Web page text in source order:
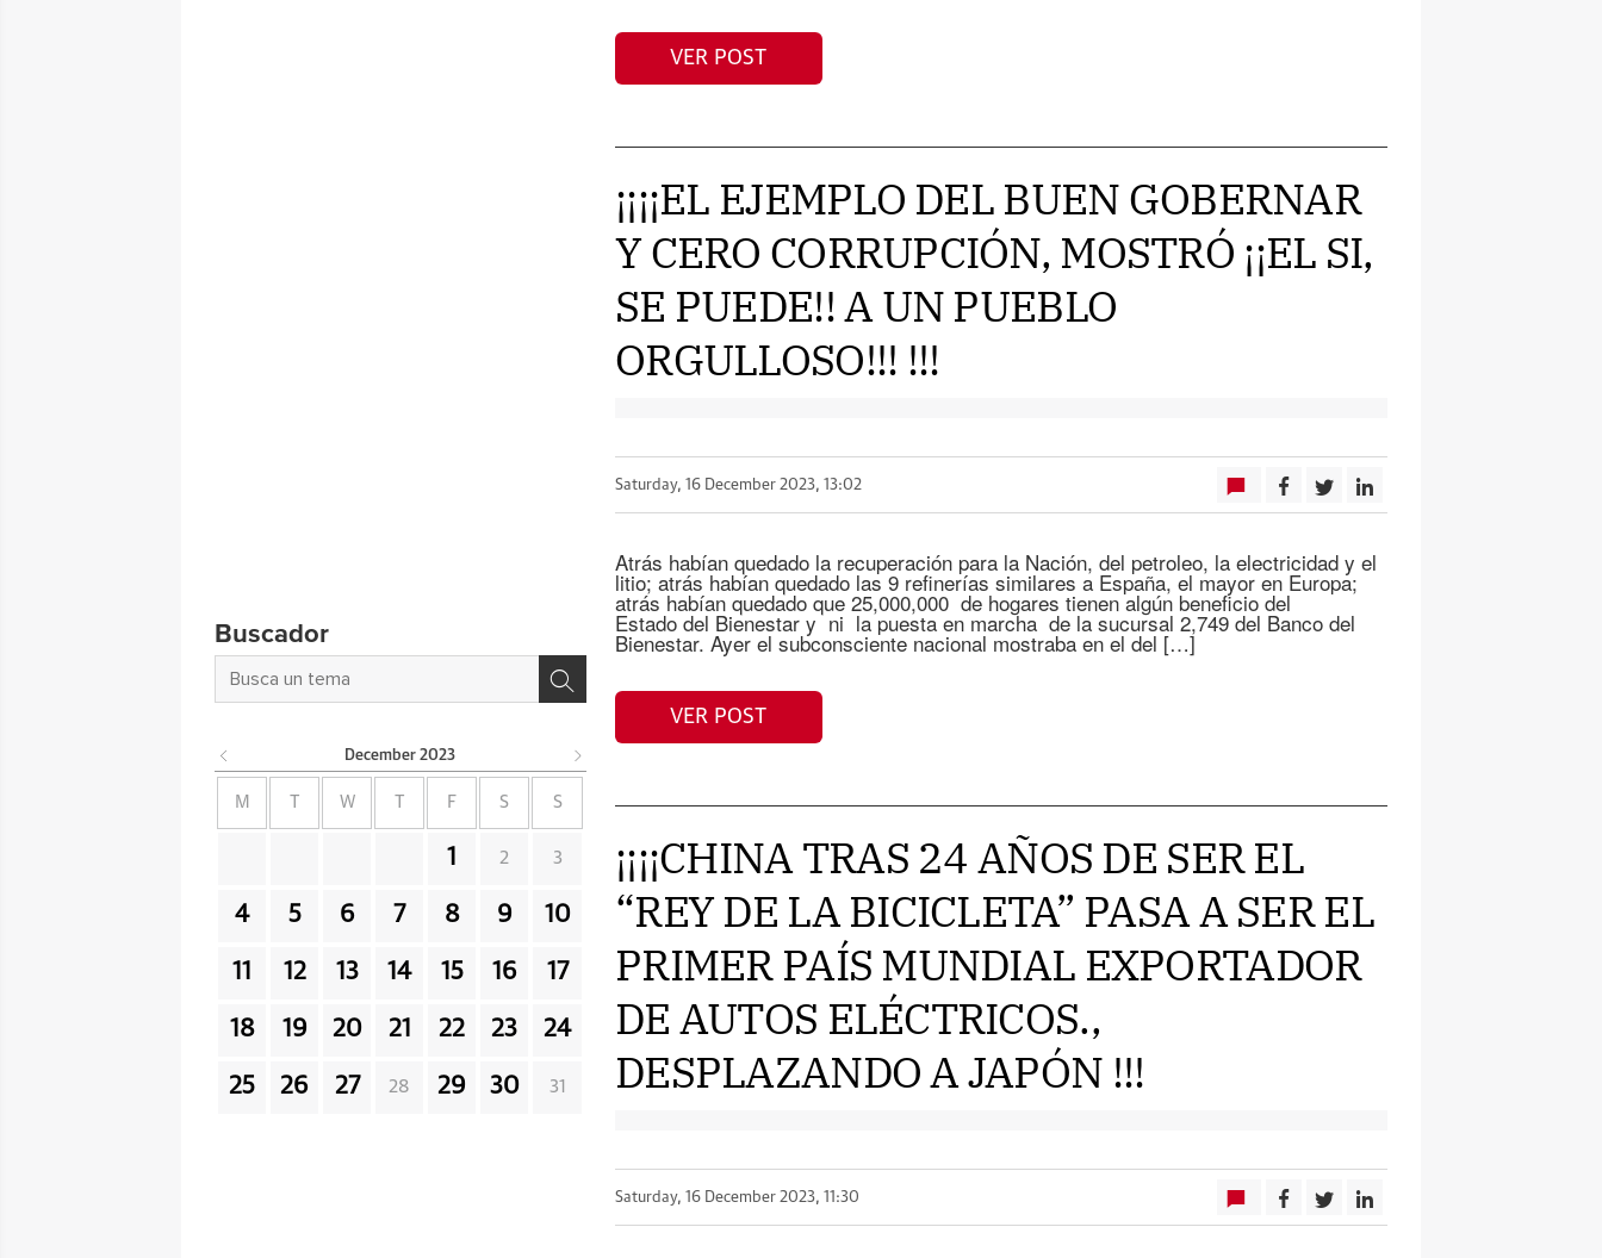
VER POST
¡¡¡¡EL EJEMPLO DEL BUEN GOBERNAR
Y CERO CORRUPCIÓN, MOSTRÓ ¡¡EL SI,
SE PUEDE!! A UN PUEBLO
ORGULLOSO!!! !!!
Saturday, 16 December 2023, 13:02
Atrás habían quedado la recuperación para la Nación, del petroleo, la electricidad y el
litio; atrás habían quedado las 9 refinerías similares a España, el mayor en Europa;
atrás habían quedado que 25,000,000 de hogares tienen algún beneficio del
Estado del Bienestar y ni la puesta en marcha de la sucursal 2,749 del Banco del
Bienestar. Ayer el subconsciente nacional mostraba en el del […]
VER POST
¡¡¡¡CHINA TRAS 24 AÑOS DE SER EL
“REY DE LA BICICLETA” PASA A SER EL
PRIMER PAÍS MUNDIAL EXPORTADOR
DE AUTOS ELÉCTRICOS.,
DESPLAZANDO A JAPÓN !!!
Saturday, 16 December 2023, 11:30
Buscador
December 2023
M W F S S
1 2 3
4 5 6 7 8 9 10
11 12 13 14 15 16 17
18 19 20 21 22 23 24
25 26 27 28 29 30 31